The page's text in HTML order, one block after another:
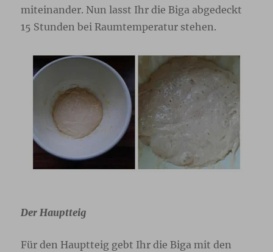
miteinander. Nun lasst Ihr die Biga abgedeckt
15 Stunden bei Raumtemperatur stehen.
Der Hauptteig
Für den Hauptteig gebt Ihr die Biga mit den